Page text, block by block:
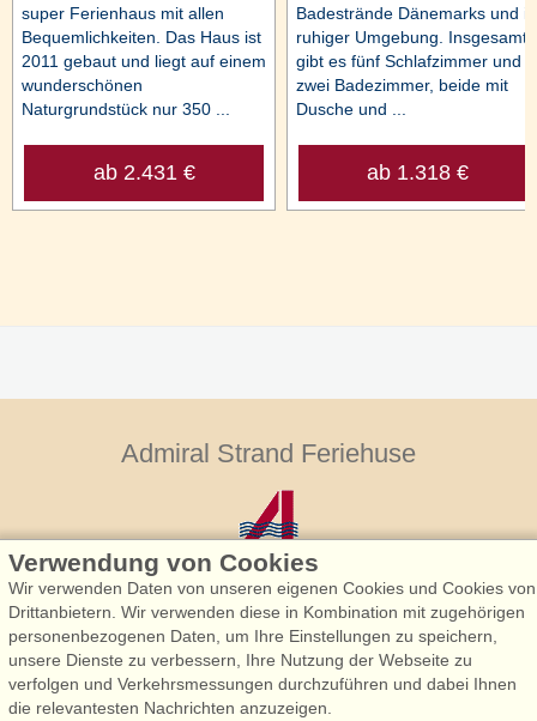
super Ferienhaus mit allen
Bequemlichkeiten. Das Haus ist
2011 gebaut und liegt auf einem
wunderschönen
Naturgrundstück nur 350 ...
ab 2.431 €
Badestrände Dänemarks und in
ruhiger Umgebung. Insgesamt
gibt es fünf Schlafzimmer und
zwei Badezimmer, beide mit
Dusche und ...
ab 1.318 €
Admiral Strand Feriehuse
Admiral Strand Feriehuse, Lønne
Houstrupvej 170, Lønne
6830 Nørre Nebel
Verwendung von Cookies
Wir verwenden Daten von unseren eigenen Cookies und Cookies von
Drittanbietern. Wir verwenden diese in Kombination mit zugehörigen
personenbezogenen Daten, um Ihre Einstellungen zu speichern,
unsere Dienste zu verbessern, Ihre Nutzung der Webseite zu
verfolgen und Verkehrsmessungen durchzuführen und dabei Ihnen
die relevantesten Nachrichten anzuzeigen.